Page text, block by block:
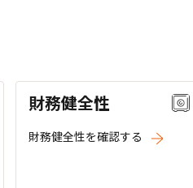
財務健全性
財務健全性を確認する